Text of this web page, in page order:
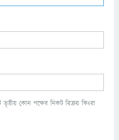
কোন পক্ষের নিকট বিক্রয় কিংবা